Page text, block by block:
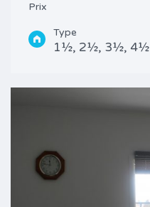
Prix
Type
1½, 2½, 3½, 4½